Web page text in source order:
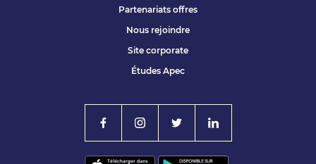
Partenariats offres
Nous rejoindre
Site corporate
Études Apec